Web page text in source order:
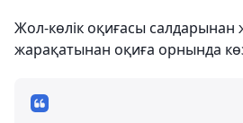
Жол-көлік оқиғасы салдарынан
жарақатынан оқиға орнында